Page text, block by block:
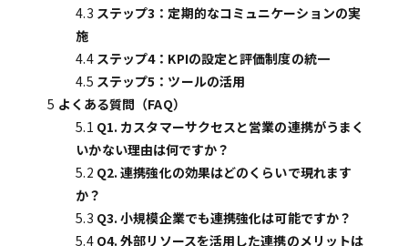
4.3 ステップ3：定期的なコミュニケーションの実
施
4.4ステップ4：KPIの設定と評価制度の統一
4.5 ステップ5：ツールの活用
5 よくある質問（FAQ）
5.1 Q1. カスタマーサクセスと営業の連携がうまく
いかない理由は何ですか？
5.2 Q2. 連携強化の効果はどのくらいで現れます
か？
5.3 Q3. 小規模企業でも連携強化は可能ですか？
5.4Q4. 外部リソースを活用した連携のメリットは